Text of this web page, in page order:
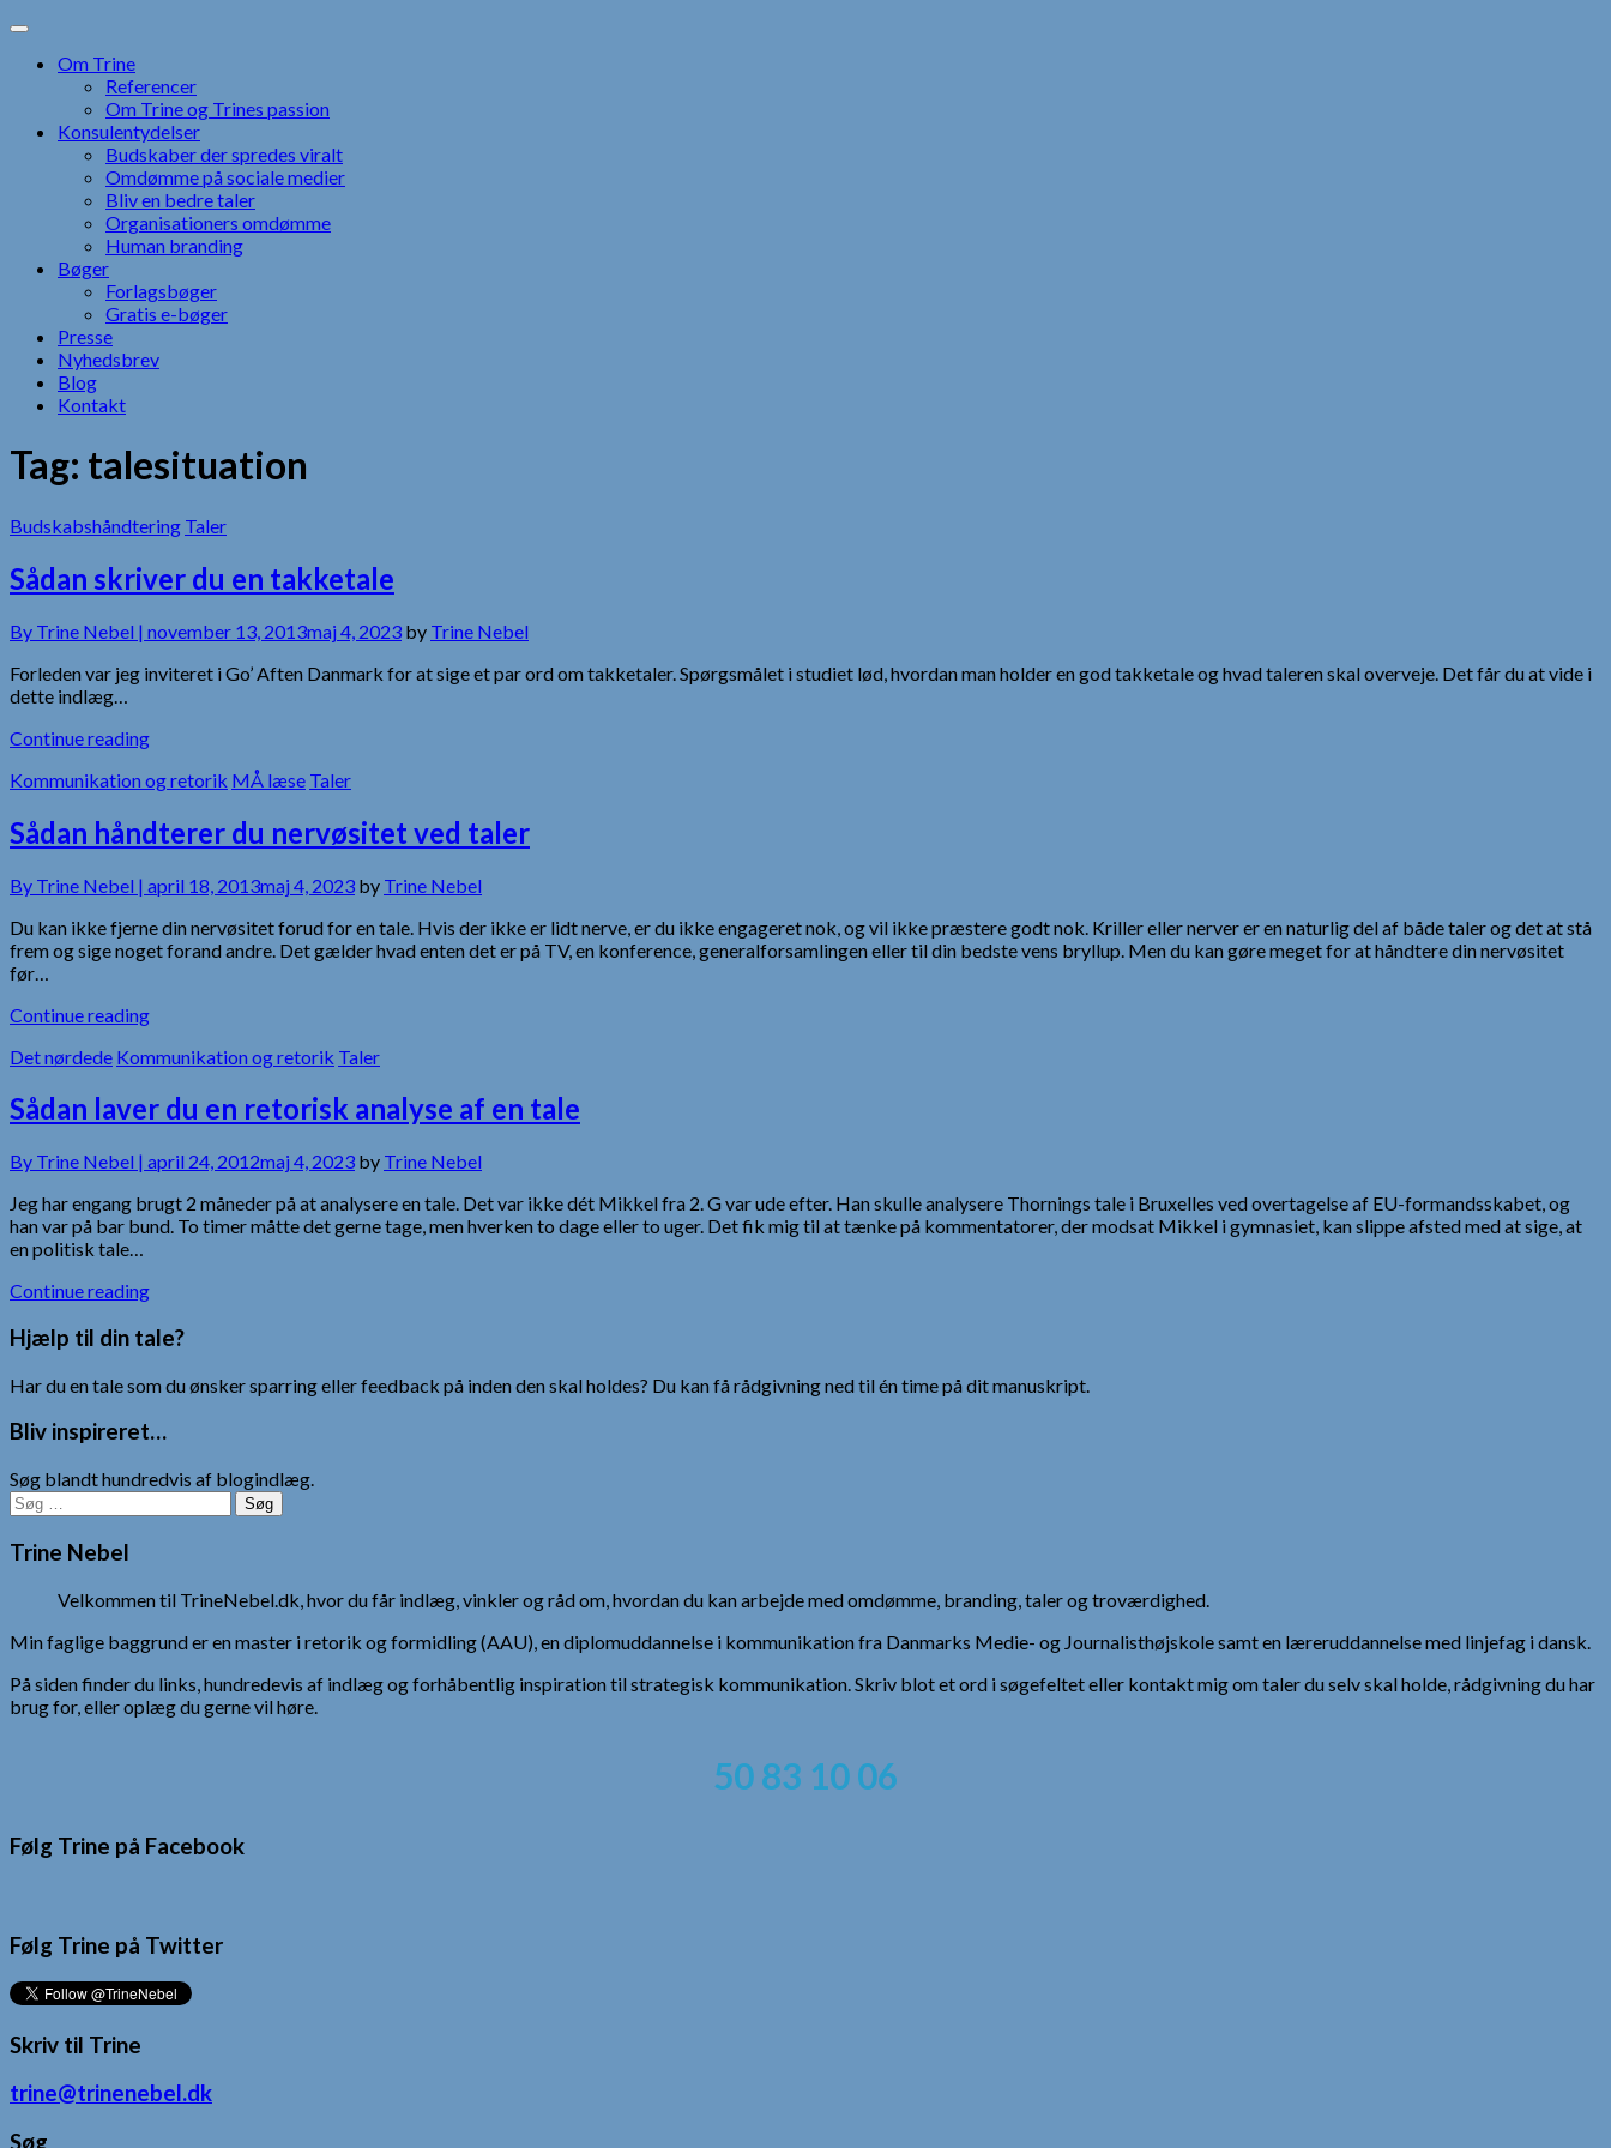
Skip
contentOm Trine
Referencer
Om Trine og Trines passion
Konsulentydelser
Budskaber der spredes viralt
Omdømme på sociale medier
Bliv en bedre taler
Organisationers omdømme
Human branding
Bøger
Forlagsbøger
Gratis e-bøger
Presse
Nyhedsbrev
Blog
Kontakt
Tag: talesituation
Budskabshåndtering Taler
Sådan skriver du en takketale
By Trine Nebel | november 13, 2013maj 4, 2023 by Trine Nebel
Forleden var jeg inviteret i Go’ Aften Danmark for at sige et par ord om takketaler. Spørgsmålet i studiet lød, hvordan man holder en god takketale og hvad taleren skal overveje. Det får du at vide i
dette indlæg…
Continue reading
Kommunikation og retorik MÅ læse Taler
Sådan håndterer du nervøsitet ved taler
By Trine Nebel | april 18, 2013maj 4, 2023 by Trine Nebel
Du kan ikke fjerne din nervøsitet forud for en tale. Hvis der ikke er lidt nerve, er du ikke engageret nok, og vil ikke præstere godt nok. Kriller eller nerver er en naturlig del af både taler og det at stå
frem og sige noget forand andre. Det gælder hvad enten det er på TV, en konference, generalforsamlingen eller til din bedste vens bryllup. Men du kan gøre meget for at håndtere din nervøsitet
før…
Continue reading
Det nørdede Kommunikation og retorik Taler
Sådan laver du en retorisk analyse af en tale
By Trine Nebel | april 24, 2012maj 4, 2023 by Trine Nebel
Jeg har engang brugt 2 måneder på at analysere en tale. Det var ikke dét Mikkel fra 2. G var ude efter. Han skulle analysere Thornings tale i Bruxelles ved overtagelse af EU-formandsskabet, og
han var på bar bund. To timer måtte det gerne tage, men hverken to dage eller to uger. Det fik mig til at tænke på kommentatorer, der modsat Mikkel i gymnasiet, kan slippe afsted med at sige, at
en politisk tale…
Continue reading
Hjælp til din tale?
Har du en tale som du ønsker sparring eller feedback på inden den skal holdes? Du kan få rådgivning ned til én time på dit manuskript.
Bliv inspireret…
Søg blandt hundredvis af blogindlæg.
Søg
efter:
Trine Nebel
Velkommen til TrineNebel.dk, hvor du får indlæg, vinkler og råd om, hvordan du kan arbejde med omdømme, branding, taler og troværdighed.
Min faglige baggrund er en master i retorik og formidling (AAU), en diplomuddannelse i kommunikation fra Danmarks Medie- og Journalisthøjskole samt en læreruddannelse med linjefag i dansk.
På siden finder du links, hundredevis af indlæg og forhåbentlig inspiration til strategisk kommunikation. Skriv blot et ord i søgefeltet eller kontakt mig om taler du selv skal holde, rådgivning du har
brug for, eller oplæg du gerne vil høre.
50 83 10 06
Følg Trine på Facebook
Følg Trine på Twitter
Skriv til Trine
trine@trinenebel.dk
Søg